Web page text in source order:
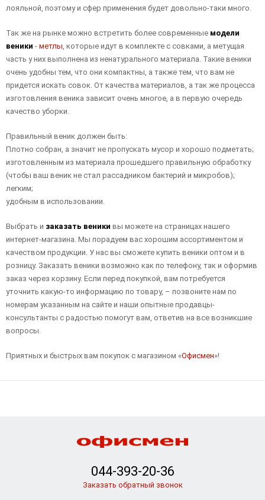
лояльной, поэтому и сфер применения будет довольно-таки много.
Так же на рынке можно встретить более современные модели
веники - метлы, которые идут в комплекте с совками, а метущая
часть у них выполнена из ненатурального материала. Такие веники
очень удобны тем, что они компактны, а также тем, что вам не
придется искать совок. От качества материалов, а так же процесса
изготовления веника зависит очень многое, а в первую очередь
качество уборки.
Правильный веник должен быть:
Плотно собран, а значит не пропускать мусор и хорошо подметать;
изготовленным из материала прошедшего правильную обработку
(чтобы ваш веник не стал рассадником бактерий и микробов);
легким;
удобным в использовании.
Выбрать и заказать веники вы можете на страницах нашего
интернет-магазина. Мы порадуем вас хорошим ассортиментом и
качеством продукции. У нас вы сможете купить веники оптом и в
розницу. Заказать веники возможно как по телефону, так и оформив
заказ через корзину. Если перед покупкой, вам потребуется
уточнить какую-то информацию по товару, – позвоните нам по
номерам указанным на сайте и наши опытные продавцы-
консультанты с радостью помогут вам, ответив на все возникшие
вопросы.
Приятных и быстрых вам покупок с магазином «Офисмен»!
044-393-20-36
Заказать обратный звонок